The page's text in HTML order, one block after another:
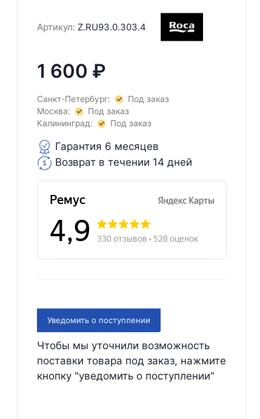
Артикул: Z.RU93.0.303.4
1 600 ₽
Санкт-Петербург:
Под заказ
Москва:
Под заказ
Калининград:
Под заказ
Гарантия 6 месяцев
Возврат в течении 14 дней
Уведомить о поступлении
Чтобы мы уточнили возможность
поставки товара под заказ, нажмите
кнопку "уведомить о поступлении"